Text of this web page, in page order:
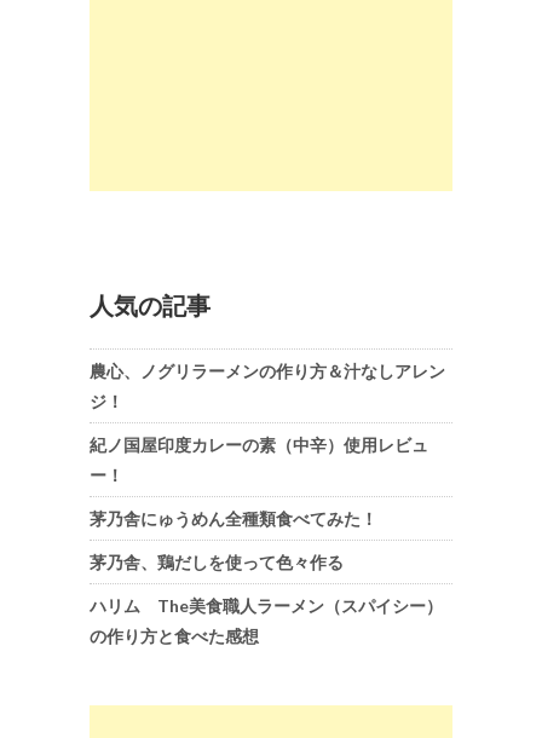
人気の記事
農心、ノグリラーメンの作り方＆汁なしアレン
ジ！
紀ノ国屋印度カレーの素（中辛）使用レビュ
ー！
茅乃舎にゅうめん全種類食べてみた！
茅乃舎、鶏だしを使って色々作る
ハリム The美食職人ラーメン（スパイシー）
の作り方と食べた感想